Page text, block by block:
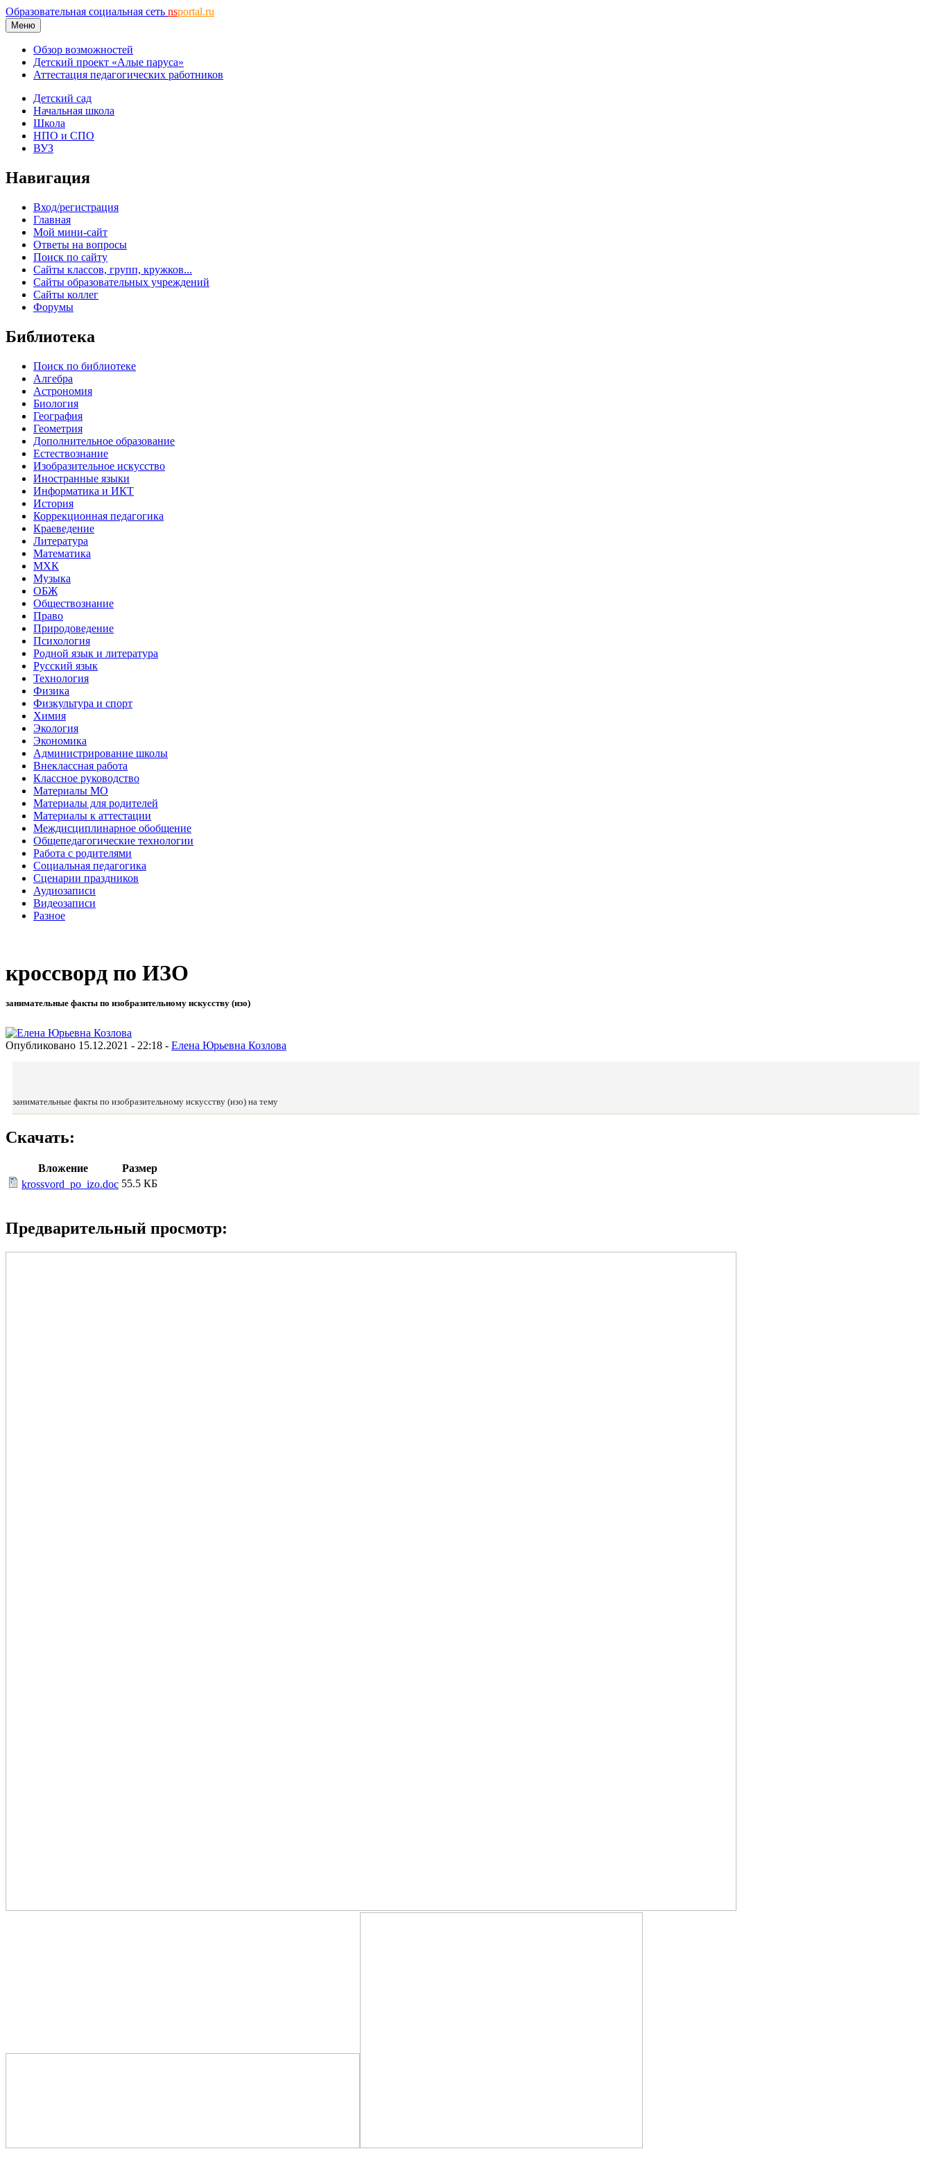
Образовательная социальная сеть nsportal.ru
Меню
Обзор возможностей
Детский проект «Алые паруса»
Аттестация педагогических работников
Детский сад
Начальная школа
Школа
НПО и СПО
ВУЗ
Навигация
Вход/регистрация
Главная
Мой мини-сайт
Ответы на вопросы
Поиск по сайту
Сайты классов, групп, кружков...
Сайты образовательных учреждений
Сайты коллег
Форумы
Библиотека
Поиск по библиотеке
Алгебра
Астрономия
Биология
География
Геометрия
Дополнительное образование
Естествознание
Изобразительное искусство
Иностранные языки
Информатика и ИКТ
История
Коррекционная педагогика
Краеведение
Литература
Математика
МХК
Музыка
ОБЖ
Обществознание
Право
Природоведение
Психология
Родной язык и литература
Русский язык
Технология
Физика
Физкультура и спорт
Химия
Экология
Экономика
Администрирование школы
Внеклассная работа
Классное руководство
Материалы МО
Материалы для родителей
Материалы к аттестации
Междисциплинарное обобщение
Общепедагогические технологии
Работа с родителями
Социальная педагогика
Сценарии праздников
Аудиозаписи
Видеозаписи
Разное
кроссворд по ИЗО
занимательные факты по изобразительному искусству (изо)
Опубликовано 15.12.2021 - 22:18 - Елена Юрьевна Козлова
занимательные факты по изобразительному искусству (изо) на тему
Скачать:
Вложение
Размер
krossvord_po_izo.doc 55.5 КБ
Предварительный просмотр: